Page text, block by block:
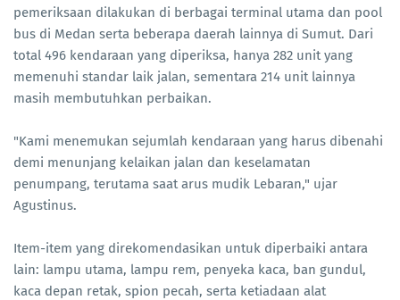
pemeriksaan dilakukan di berbagai terminal utama dan pool
bus di Medan serta beberapa daerah lainnya di Sumut. Dari
total 496 kendaraan yang diperiksa, hanya 282 unit yang
memenuhi standar laik jalan, sementara 214 unit lainnya
masih membutuhkan perbaikan.
"Kami menemukan sejumlah kendaraan yang harus dibenahi
demi menunjang kelaikan jalan dan keselamatan
penumpang, terutama saat arus mudik Lebaran," ujar
Agustinus.
Item-item yang direkomendasikan untuk diperbaiki antara
lain: lampu utama, lampu rem, penyeka kaca, ban gundul,
kaca depan retak, spion pecah, serta ketiadaan alat